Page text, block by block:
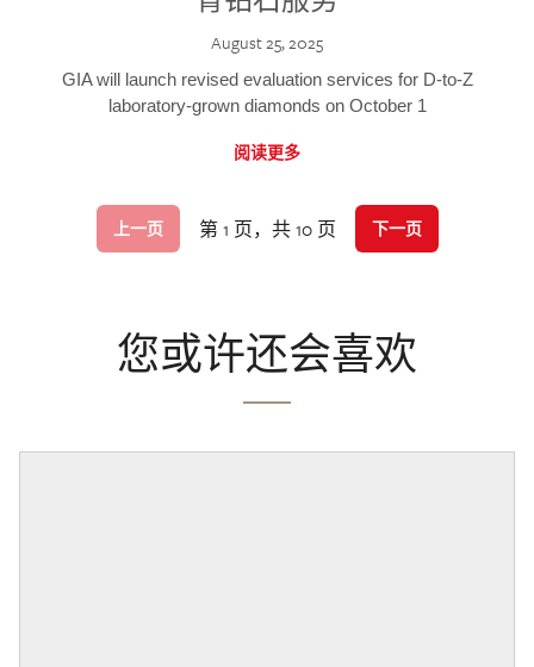
August 25, 2025
GIA will launch revised evaluation services for D-to-Z
laboratory-grown diamonds on October 1
阅读更多
上一页 第 1 页，共 10 页 下一页
您或许还会喜欢